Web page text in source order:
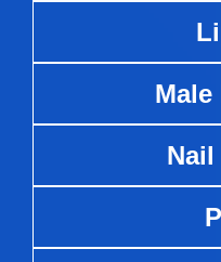
Nail